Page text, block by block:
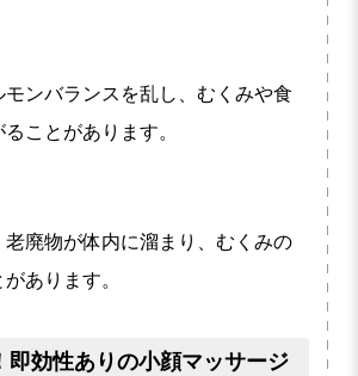
モンバランスを乱し、むくみや食
ことがあります。
廃物が体内に溜まり、むくみの
あります。
即効性ありの小顔マッサージ